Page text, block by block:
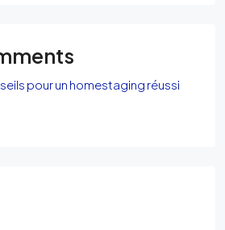
pour un homestaging réussi